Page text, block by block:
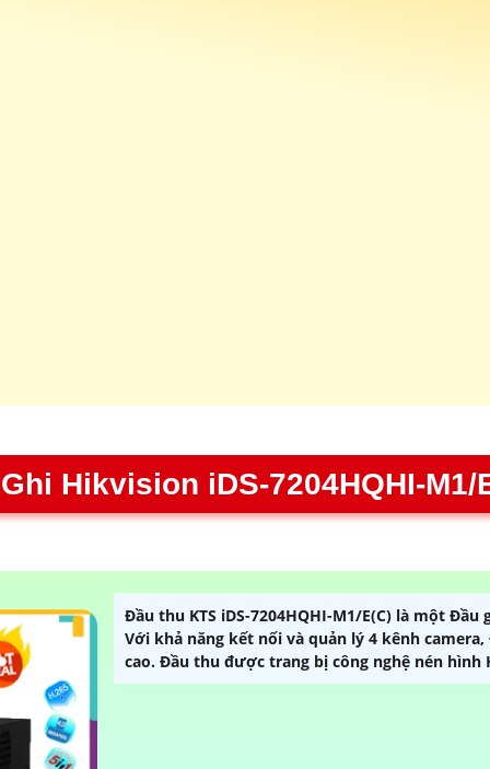
Hikvision iDS-7204HQHI-M1/
Đầu thu KTS iDS-7204HQHI-M1/E(C) là một
Với khả năng kết nối và quản lý 4 kênh
cao. Đầu thu được trang bị công nghệ nén